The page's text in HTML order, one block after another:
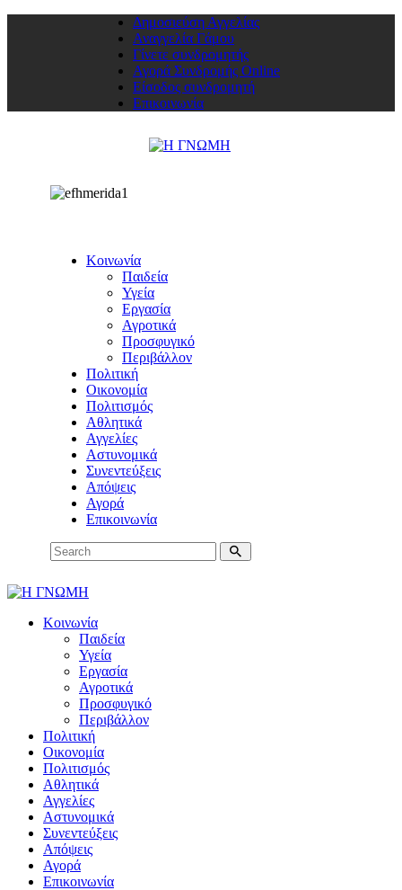
Δημοσιεύση Αγγελίας
Αναγγελία Γάμου
Γίνετε συνδρομητής
Αγορά Συνδρομής Online
Είσοδος συνδρομητή
Επικοινωνία
Κοινωνία
Παιδεία
Υγεία
Εργασία
Αγροτικά
Προσφυγικό
Περιβάλλον
Πολιτική
Οικονομία
Πολιτισμός
Αθλητικά
Αγγελίες
Αστυνομικά
Συνεντεύξεις
Απόψεις
Αγορά
Επικοινωνία
Κοινωνία
Παιδεία
Υγεία
Εργασία
Αγροτικά
Προσφυγικό
Περιβάλλον
Πολιτική
Οικονομία
Πολιτισμός
Αθλητικά
Αγγελίες
Αστυνομικά
Συνεντεύξεις
Απόψεις
Αγορά
Επικοινωνία